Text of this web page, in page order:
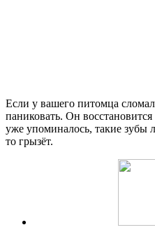
Если у вашего питомца
паниковать. Он
уже упоминалось, такие зубы
то грызёт.